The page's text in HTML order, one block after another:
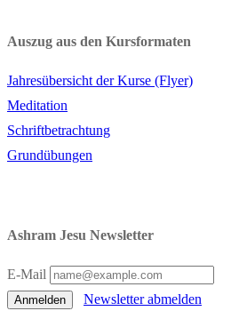
Auszug aus den Kursformaten
Jahresübersicht der Kurse (Flyer)
Meditation
Schriftbetrachtung
Grundübungen
Ashram Jesu Newsletter
E-Mail
Anmelden Newsletter abmelden